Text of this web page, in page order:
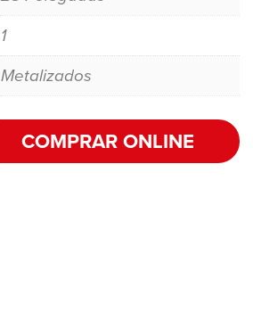
1
Metalizados
COMPRAR ONLINE